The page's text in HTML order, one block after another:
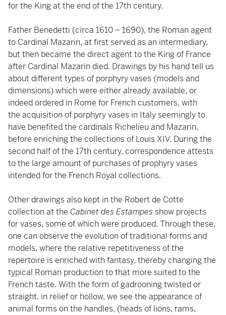
for the King at the end of the 17th century.
Father Benedetti (circa 1610 – 1690), the Roman agent
to Cardinal Mazarin, at first served as an intermediary,
but then became the direct agent to the King of France
after Cardinal Mazarin died. Drawings by his hand tell us
about different types of porphyry vases (models and
dimensions) which were either already available, or
indeed ordered in Rome for French customers, with
the acquisition of porphyry vases in Italy seemingly to
have benefited the cardinals Richelieu and Mazarin,
before enriching the collections of Louis XIV. During the
second half of the 17th century, correspondence attests
to the large amount of purchases of prophyry vases
intended for the French Royal collections.
Other drawings also kept in the Robert de Cotte
collection at the Cabinet des Estampes show projects
for vases, some of which were produced. Through these,
one can observe the evolution of traditional forms and
models, where the relative repetitiveness of the
repertoire is enriched with fantasy, thereby changing the
typical Roman production to that more suited to the
French taste. With the form of gadrooning twisted or
straight, in relief or hollow, we see the appearance of
animal forms on the handles, (heads of lions, rams,